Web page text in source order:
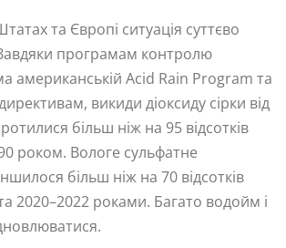
та Європі ситуація суттєво
програмам контролю
американській Acid Rain Program та
викиди діоксиду сірки від
більш ніж на 95 відсотків
роком. Вологе сульфатне
більш ніж на 70 відсотків
2020–2022 роками. Багато водойм і